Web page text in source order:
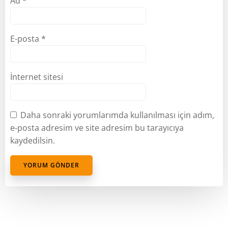
E-posta *
İnternet sitesi
Daha sonraki yorumlarımda kullanılması için adım,
e-posta adresim ve site adresim bu tarayıcıya
kaydedilsin.